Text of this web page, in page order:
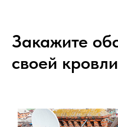
Закажите
своей кровли